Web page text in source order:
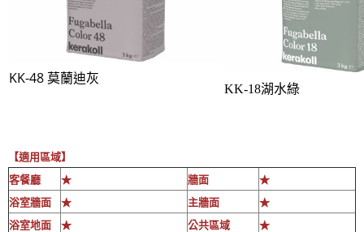
KK-48 莫蘭迪灰
KK-18湖水綠
【適用區域】
客餐廳
★ 牆面
★
浴室牆面
★ 主牆面
★
浴室地面
★ 公共區域
★